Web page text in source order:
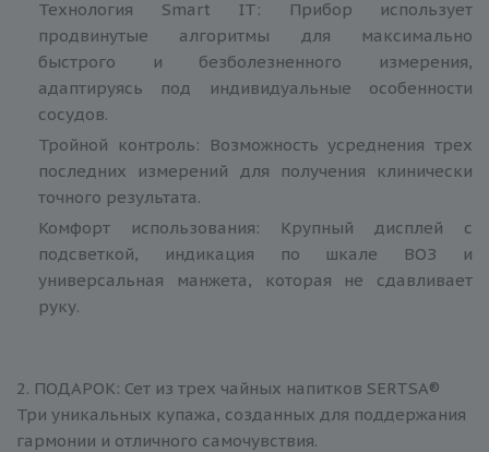
Технология Smart IT: Прибор использует
продвинутые алгоритмы для максимально
быстрого и безболезненного измерения,
адаптируясь под индивидуальные особенности
сосудов.
Тройной контроль: Возможность усреднения трех
последних измерений для получения клинически
точного результата.
Комфорт использования: Крупный дисплей с
подсветкой, индикация по шкале ВОЗ и
универсальная манжета, которая не сдавливает
руку.
2. ПОДАРОК: Сет из трех чайных напитков SERTSA®
Три уникальных купажа, созданных для поддержания
гармонии и отличного самочувствия.